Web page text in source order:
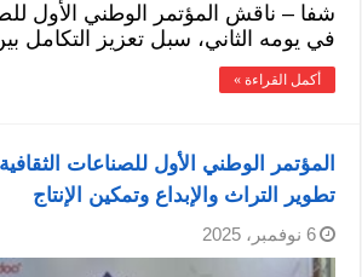
شفا – ناقش المؤتمر الوطني الأول
في يومه الثاني، سبل تعزيز التكامل
أكمل القراءة »
المؤتمر الوطني الأول للصناعات
تطوير التراث والإبداع وتمكين الإنتاج
6 نوفمبر، 2025